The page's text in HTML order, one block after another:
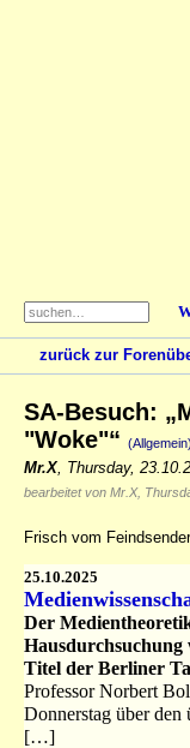
zurück zur
SA-Besuch:
"Woke"“ (Allgemein)
Mr.X Thursday,
bearbeitet von Mr.X,
Frisch vom
25.10.2025
Der
Hausdurchsuchung
Titel der Berliner
Professor Norbert
Donnerstag über den
[…]